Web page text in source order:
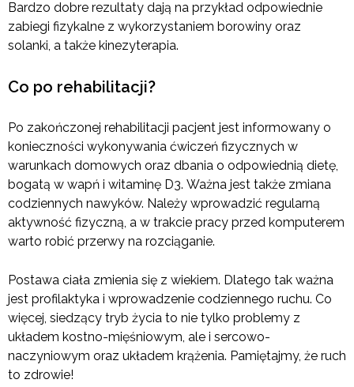
Bardzo dobre rezultaty dają na przykład odpowiednie
zabiegi fizykalne z wykorzystaniem borowiny oraz
solanki, a także kinezyterapia.
Co po rehabilitacji?
Po zakończonej rehabilitacji pacjent jest informowany o
konieczności wykonywania ćwiczeń fizycznych w
warunkach domowych oraz dbania o odpowiednią dietę,
bogatą w wapń i witaminę D3. Ważna jest także zmiana
codziennych nawyków. Należy wprowadzić regularną
aktywność fizyczną, a w trakcie pracy przed komputerem
warto robić przerwy na rozciąganie.
Postawa ciała zmienia się z wiekiem. Dlatego tak ważna
jest profilaktyka i wprowadzenie codziennego ruchu. Co
więcej, siedzący tryb życia to nie tylko problemy z
układem kostno-mięśniowym, ale i sercowo-
naczyniowym oraz układem krążenia. Pamiętajmy, że ruch
to zdrowie!